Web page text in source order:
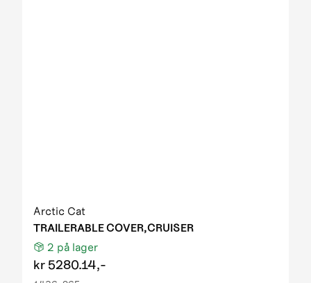
Arctic Cat
TRAILERABLE COVER,CRUISER
2 på lager
kr 5280.14,-